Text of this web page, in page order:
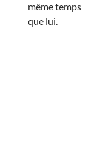
même temps
que lui.